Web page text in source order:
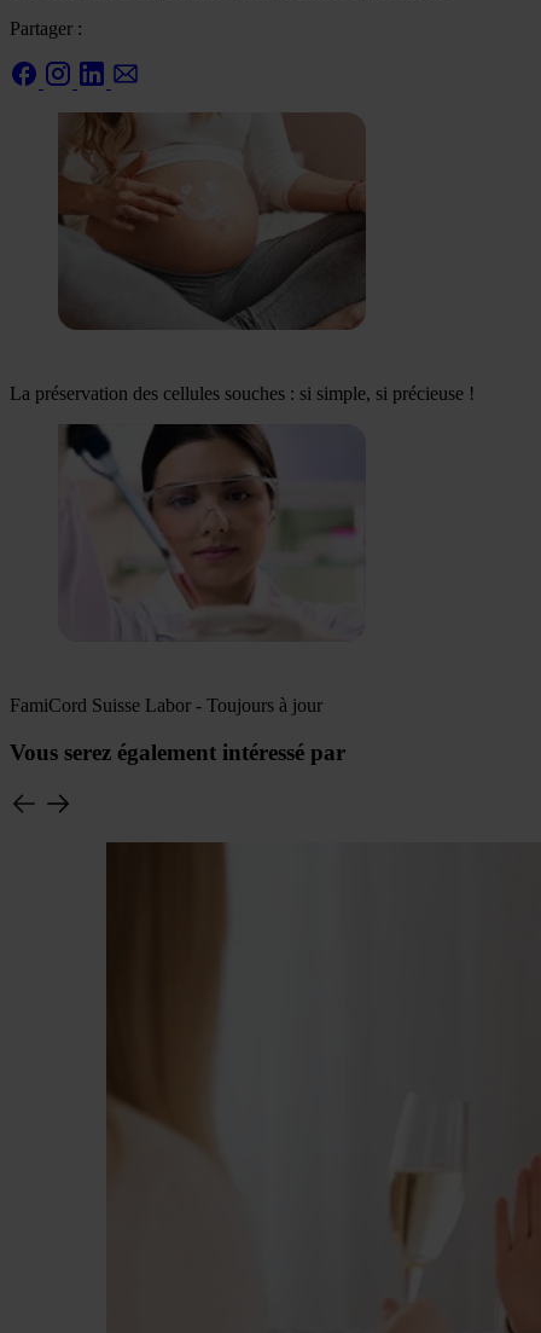
Partager :
La préservation des cellules souches : si simple, si précieuse !
FamiCord Suisse Labor - Toujours à jour
Vous serez également intéressé par